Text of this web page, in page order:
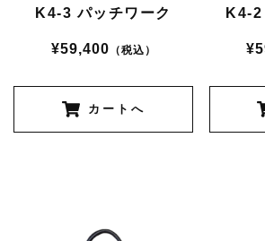
K4-3 パッチワーク
¥59,400 （税込）
カートへ
K4-